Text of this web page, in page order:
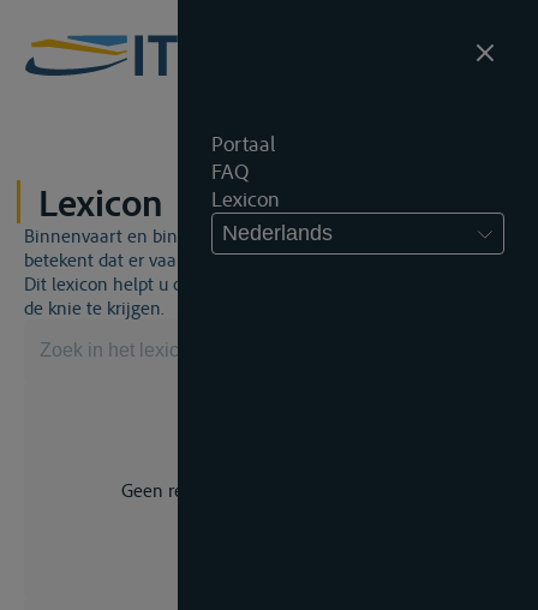
Portaal
FAQ
Lexicon
Nederlands
Lexicon
Binnenvaart en binnenvaartrecht is een unieke wereld. Dat
betekent dat er vaak een specifiek vakjargon gebruikt wordt.
Dit lexicon helpt u om een aantal broodnodige termen onder
de knie te krijgen.
Geen resultaat voor uw zoekopdracht.